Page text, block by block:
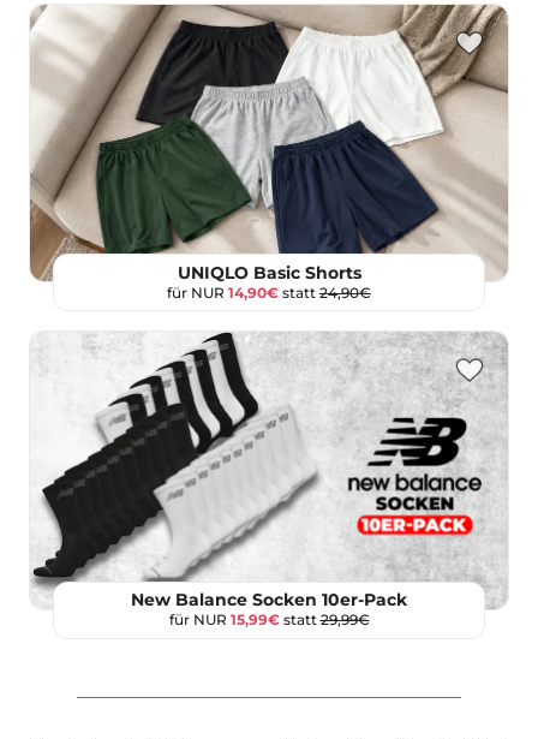
UNIQLO Basic Shorts
für NUR 14,90€ statt 24,90€
New Balance Socken 10er-Pack
für NUR 15,99€statt29,99€